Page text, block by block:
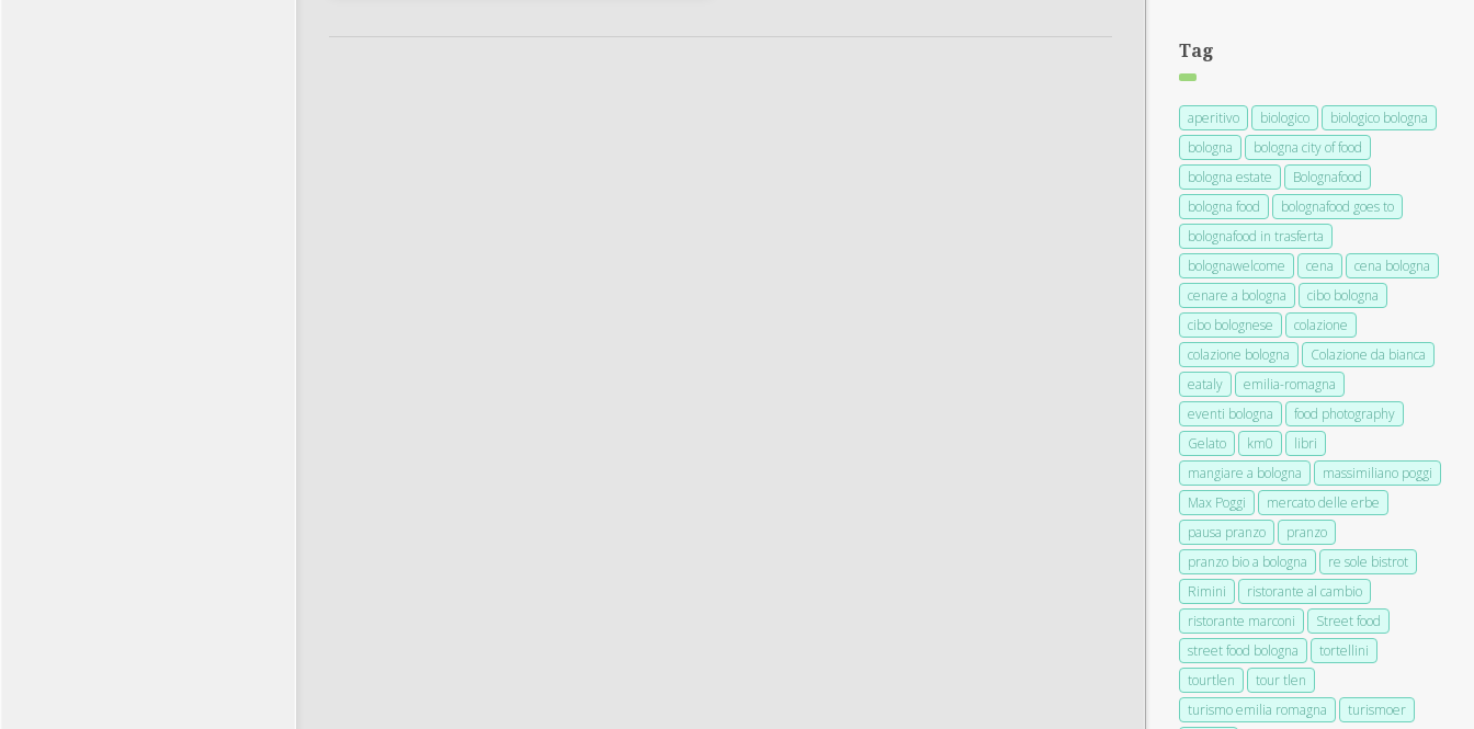
Tag
aperitivo biologico
biologico bologna
bologna
bologna city of food
bologna estate
Bolognafood
bologna food
bolognafood goes to
bolognafood in trasferta
bolognawelcome
cena
cena bologna
cenare a bologna
cibo bologna
cibo bolognese
colazione
colazione bologna
Colazione da bianca
eataly
emilia-romagna
eventi bologna
food photography
Gelato
km0
libri
mangiare a bologna
massimiliano poggi
Max Poggi
mercato delle erbe
pausa pranzo
pranzo
pranzo bio a bologna
re sole bistrot
Rimini
ristorante al cambio
ristorante marconi
Street food
street food bologna
tortellini
tourtlen
tour tlen
turismo emilia romagna
turismoer